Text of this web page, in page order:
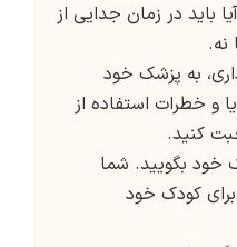
باید در زمان جدایی از
نه.
به پزشک خود
و خطرات استفاده از
کنید.
خود بگویید. شما
برای کودک خود